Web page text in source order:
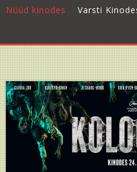
Nüüd kinodes Varsti